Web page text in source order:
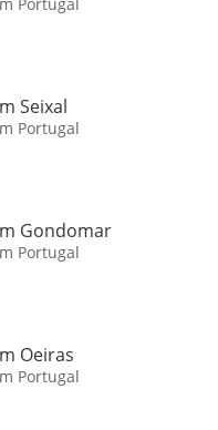
Seixal
Portugal
Gondomar
Portugal
Oeiras
Portugal